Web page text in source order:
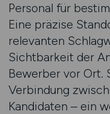
Personal für
Eine präzise
relevanten
Sichtbarkeit der
Bewerber vor Ort.
Verbindung
Kandidaten – ein